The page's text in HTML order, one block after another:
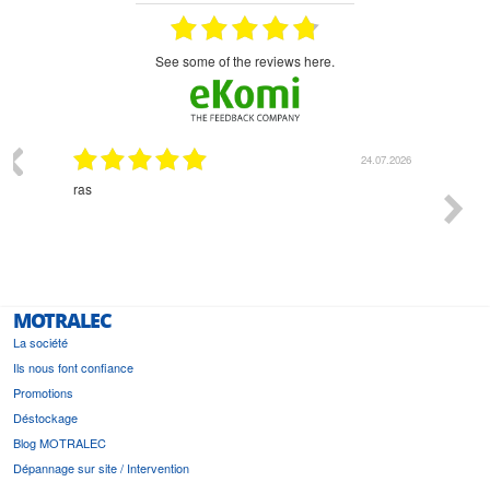
see some of the reviews here.
24.07.2026
ras
MOTRALEC
La société
Ils nous font confiance
Promotions
Déstockage
Blog MOTRALEC
Dépannage sur site / Intervention